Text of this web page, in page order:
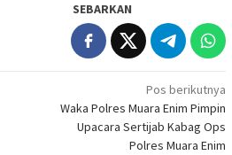
SEBARKAN
Pos berikutnya
Waka Polres Muara Enim Pimpin
Upacara Sertijab Kabag Ops
Polres Muara Enim